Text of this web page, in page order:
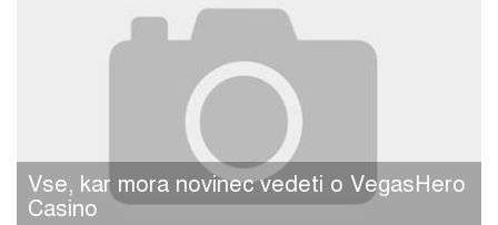
Vse, kar mora novinec vedeti o VegasHero
Casino